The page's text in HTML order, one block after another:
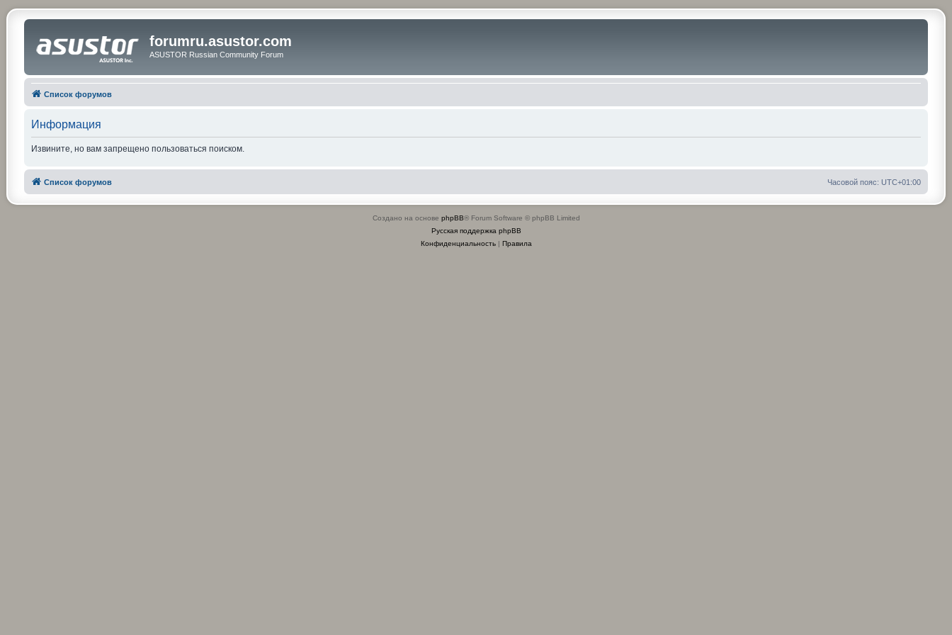
forumru.asustor.com
ASUSTOR Russian Community Forum
Список форумов
Информация
Извините, но вам запрещено пользоваться поиском.
Список форумов Часовой пояс: UTC+01:00
Создано на основе phpBB® Forum Software © phpBB Limited
Русская поддержка phpBB
Конфиденциальность| Правила